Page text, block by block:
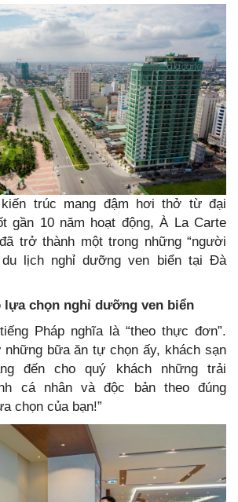
trúc mang đậm hơi thở từ đại
gần 10 năm hoạt động, À La Carte
trở thành một trong những “người
du lịch nghỉ dưỡng ven biển tại Đà
lựa chọn nghỉ dưỡng ven biển
Pháp nghĩa là “theo thực đơn”.
bữa ăn tự chọn ấy, khách sạn
đến cho quý khách những trải
cá nhân và độc bản theo đúng
chọn của bạn!”